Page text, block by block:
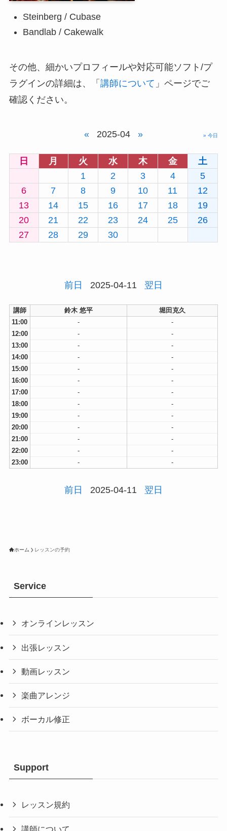
Steinberg / Cubase
Bandlab / Cakewalk
その他、細かいプロフィールや対応可能ソフト/プ
ラグインの詳細は、「 講師について 」ページでご
確認ください。
« 2025-04 » » 今日
日 月 火 水 木 金
土
1
2 3 4
5
6
7 8 9 10 11
12
13
14 15 16 17 18
19
20
21 22 23 24 25
26
27
28 29 30
前日 2025-04-11 翌日
講師 鈴木 悠平
堀田克久
11:00
-
-
12:00
-
-
13:00
-
-
14:00
-
-
15:00
-
-
16:00
-
-
17:00
-
-
18:00
-
-
19:00
-
-
20:00
-
-
21:00
-
-
22:00
-
-
23:00
- -
前日 2025-04-11 翌日
ホーム レッスンの予約
Service
オンラインレッスン
出張レッスン
動画レッスン
楽曲アレンジ
ボーカル修正
Support
レッスン規約
講師について